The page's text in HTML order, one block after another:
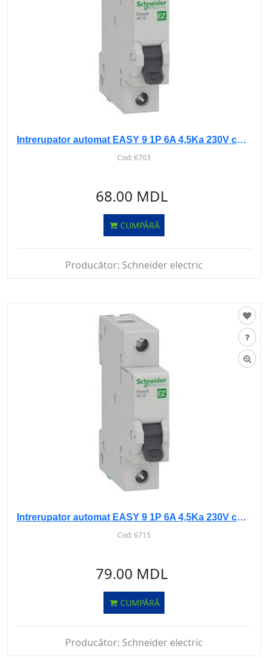
Intrerupator automat EASY 9 1P 6A 4,5Ka 230V curba C
Cod:6703
68.00 MDL
CUMPĂRĂ
Producător: Schneider electric
Intrerupator automat EASY 9 1P 6A 4,5Ka 230V curba B
Cod:6715
79.00 MDL
CUMPĂRĂ
Producător: Schneider electric